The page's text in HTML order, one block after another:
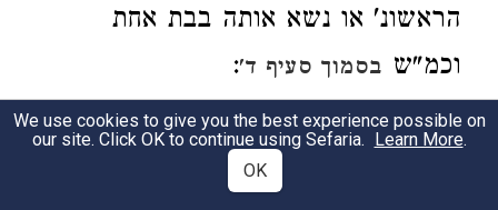
הראשונ' או נשא אותה בבת אחת
וכמ"ש בסמוך סעיף ד':
על כדי כל הכתובות דינר. ואין לתמוה
דינר א' לשני זכרים ודינר א' להרבה
We use cookies to give you the best experience possible on
our site. Click OK to continue using Sefaria. Learn More.
OK